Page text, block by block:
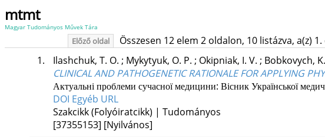
mtmt
Magyar Tudományos Művek Tára
Előző oldal Összesen 12 elem 2 oldalon, 10 listázva, a(z)
1. Ilashchuk, T. O. ; Mykytyuk, O. P. ; Okipniak, I. V. ; Bobkovych,
CLINICAL AND PATHOGENETIC RATIONALE FOR APPLYING
Актуальні проблеми сучасної медицини: Вісник Української
DOI Egyéb URL
Szakcikk (Folyóiratcikk) | Tudományos
[37355153] [Nyilvános]